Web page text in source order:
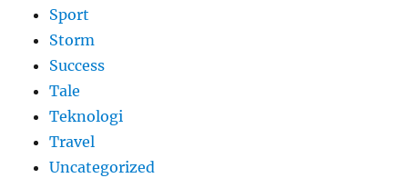
Sport
Storm
Success
Tale
Teknologi
Travel
Uncategorized